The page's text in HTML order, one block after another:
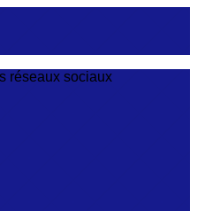
réseaux sociaux